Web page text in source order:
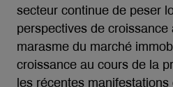
secteur continue de peser
perspectives de croissance
marasme du marché
croissance au cours de la
les récentes